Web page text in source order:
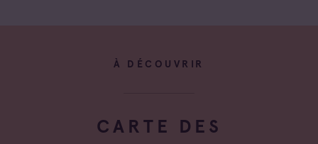
À DÉCOUVRIR
CARTE DES